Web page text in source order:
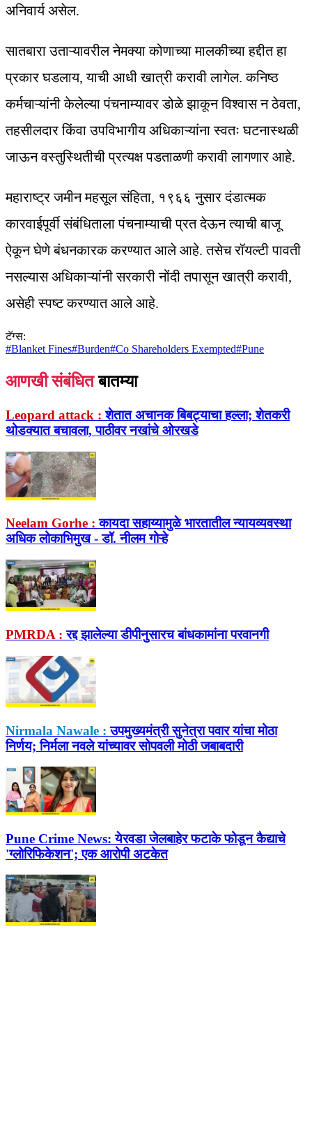
अनिवार्य असेल.
सातबारा उताऱ्यावरील नेमक्या कोणाच्या मालकीच्या हद्दीत हा
प्रकार घडलाय, याची आधी खात्री करावी लागेल. कनिष्ठ
कर्मचाऱ्यांनी केलेल्या पंचनाम्यावर डोळे झाकून विश्वास न ठेवता,
तहसीलदार किंवा उपविभागीय अधिकाऱ्यांना स्वतः घटनास्थळी
जाऊन वस्तुस्थितीची प्रत्यक्ष पडताळणी करावी लागणार आहे.
महाराष्ट्र जमीन महसूल संहिता, १९६६ नुसार दंडात्मक
कारवाईपूर्वी संबंधिताला पंचनाम्याची प्रत देऊन त्याची बाजू
ऐकून घेणे बंधनकारक करण्यात आले आहे. तसेच रॉयल्टी पावती
नसल्यास अधिकाऱ्यांनी सरकारी नोंदी तपासून खात्री करावी,
असेही स्पष्ट करण्यात आले आहे.
टॅग्स:
#Blanket Fines#Burden#Co Shareholders Exempted#Pune
आणखी संबंधित बातम्या
Leopard attack : शेतात अचानक बिबट्याचा हल्ला; शेतकरी
थोडक्यात बचावला, पाठीवर नखांचे ओरखडे
Neelam Gorhe : कायदा सहाय्यामुळे भारतातील न्यायव्यवस्था
अधिक लोकाभिमुख - डॉ. नीलम गोऱ्हे
PMRDA : रद्द झालेल्या डीपीनुसारच बांधकामांना परवानगी
Nirmala Nawale : उपमुख्यमंत्री सुनेत्रा पवार यांचा मोठा
निर्णय; निर्मला नवले यांच्यावर सोपवली मोठी जबाबदारी
Pune Crime News: येरवडा जेलबाहेर फटाके फोडून कैद्याचे
'ग्लोरिफिकेशन'; एक आरोपी अटकेत